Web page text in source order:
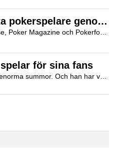
Sveriges största pokerspelare genom tiderna
När läsarna på Poker.se, Poker Magazine och Pokerforum.nu fick rösta fram Sveriges största pokerspelare genom tiderna var det en trio namn som stack ut framför alla andra. Viktor Blom, Martin Jacobson och Chris Björin är svensk pokers all time greatest.
för sina fans